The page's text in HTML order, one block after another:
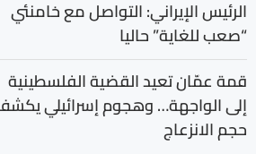
الرئيس الإيراني: التواصل مع خامنئي
“صعب للغاية” حاليا
قمة عمّان تعيد القضية الفلسطينية
إلى الواجهة… وهجوم إسرائيلي
حجم الانزعاج